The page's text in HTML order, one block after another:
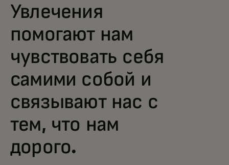
Увлечения
помогают нам
чувствовать себя
самими собой и
связывают нас с
тем, что нам
дорого.